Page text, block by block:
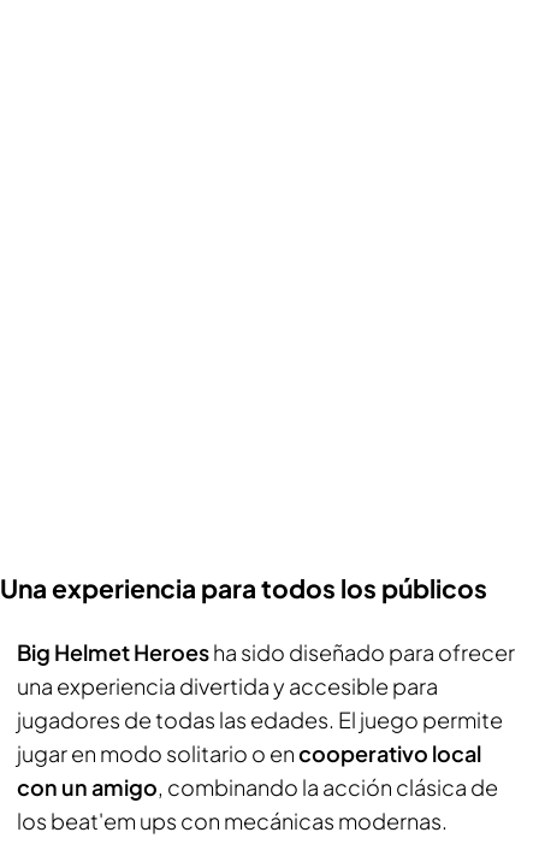
Una experiencia para todos los públicos
Big Helmet Heroesha sido diseñado para ofrecer
una experiencia divertida y accesible para
jugadores de todas las edades. El juego permite
jugar en modo solitario o encooperativo local
con un amigo, combinando la acción clásica de
los beat'em ups con mecánicas modernas.